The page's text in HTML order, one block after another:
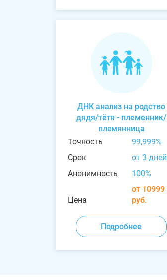
ДНК анализ на родство
дядя/тётя - племенник/
племянница
Точность
99,999%
Срок
от 3 дней
Анонимность
100%
Цена
от 10999
руб.
Подробнее